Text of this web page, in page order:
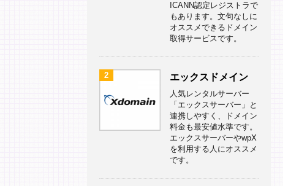
ICANN認定レジストラで
もあります。文句なしに
オススメできるドメイン
取得サービスです。
2 エックスドメイン
人気レンタルサーバー
「エックスサーバー」と
連携しやすく、ドメイン
料金も最安値水準です。
エックスサーバーやwpX
を利用する人にオススメ
です。